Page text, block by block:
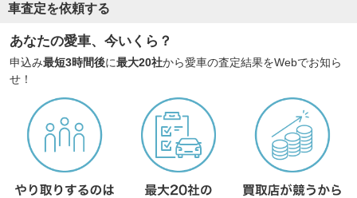
車査定を依頼する
あなたの愛車、今いくら？
申込み最短3時間後に最大20社から愛車の査定結果をWebでお知ら
せ！